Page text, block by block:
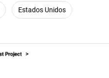
Estados Unidos